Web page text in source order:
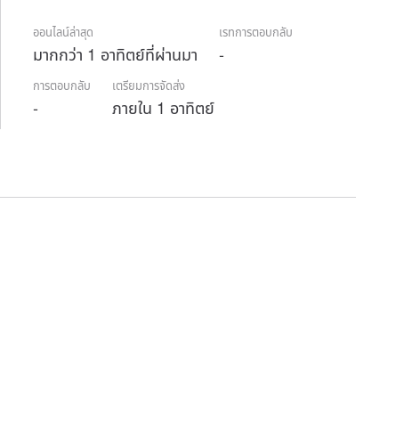
ออนไลน์ล่าสุด
มากกว่า 1 อาทิตย์ที่ผ่านมา
เรทการตอบกลับ
-
การตอบกลับ
-
เตรียมการจัดส่ง
ภายใน 1 อาทิตย์